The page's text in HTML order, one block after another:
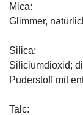
Mica:
Glimmer,
Silica:
Siliciumdioxid;
Puderstoff mit
Talc: